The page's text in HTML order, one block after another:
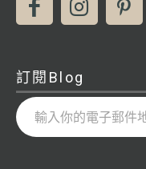
訂閱Blog
輸入你的電子郵件地址…